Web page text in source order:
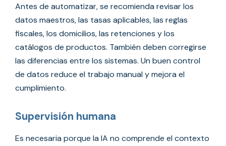
Antes de automatizar, se recomienda revisar los
datos maestros, las tasas aplicables, las reglas
fiscales, los domicilios, las retenciones y los
catálogos de productos. También deben corregirse
las diferencias entre los sistemas. Un buen control
de datos reduce el trabajo manual y mejora el
cumplimiento.
Supervisión humana
Es necesaria porque la IA no comprende el contexto